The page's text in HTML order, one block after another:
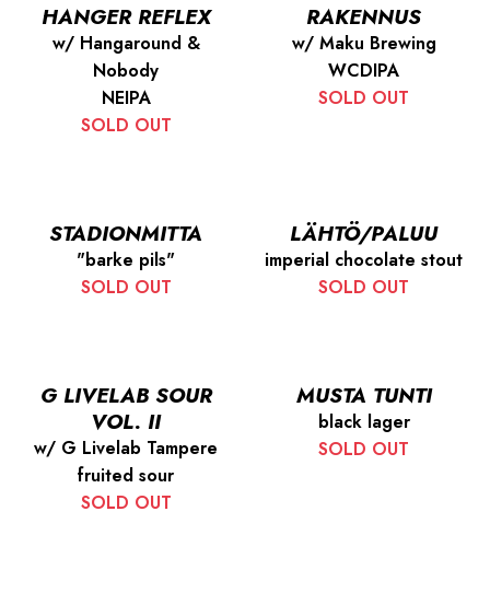
HANGER REFLEX
w/ Hangaround &
Nobody
NEIPA
SOLD OUT
RAKENNUS
w/ Maku Brewing
WCDIPA
SOLD OUT
STADIONMITTA
"barke pils"
SOLD OUT
LÄHTÖ/PALUU
imperial chocolate stout
SOLD OUT
G LIVELAB SOUR
VOL. II
w/ G Livelab Tampere
fruited sour
SOLD OUT
MUSTA TUNTI
black lager
SOLD OUT